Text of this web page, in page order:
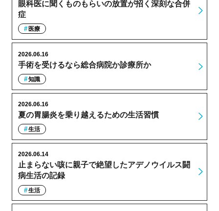
眼科医に聞くものもらいの放置が招く深刻な合併
症
医療
手術を受けるなら総合病院か診療所か
2026.06.16
知識
夏の胃腸炎を乗り越えるための生活習慣
2026.06.16
生活
止まらない咳に親子で絶望したアデノウイルス闘
病生活の記録
2026.06.14
生活